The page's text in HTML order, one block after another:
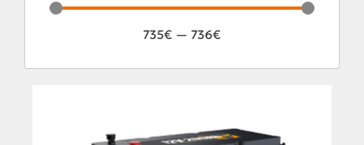
735€ — 736€